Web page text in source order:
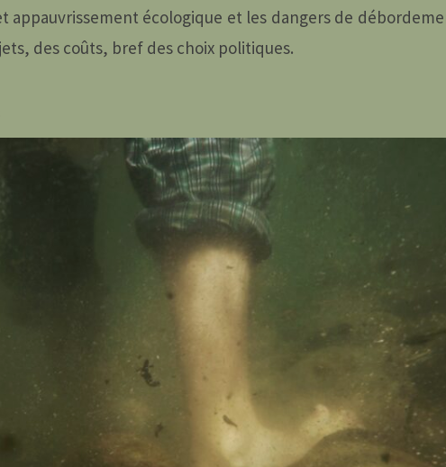
appauvrissement écologique et les dangers de
des coûts, bref des choix politiques.